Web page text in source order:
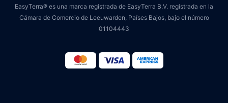
EasyTerra® es una marca registrada de EasyTerra B.V. registrada en la
Cámara de Comercio de Leeuwarden, Países Bajos, bajo el número
01104443